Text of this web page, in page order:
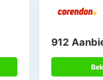
912